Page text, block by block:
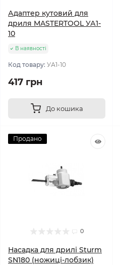
Адаптер кутовий для
дриля MASTERTOOL УА1-
10
В наявності
Код товару: УА1-10
417 грн
До кошика
Продано
0
Насадка для дрилі Sturm
SN180 (ножиці-лобзик)